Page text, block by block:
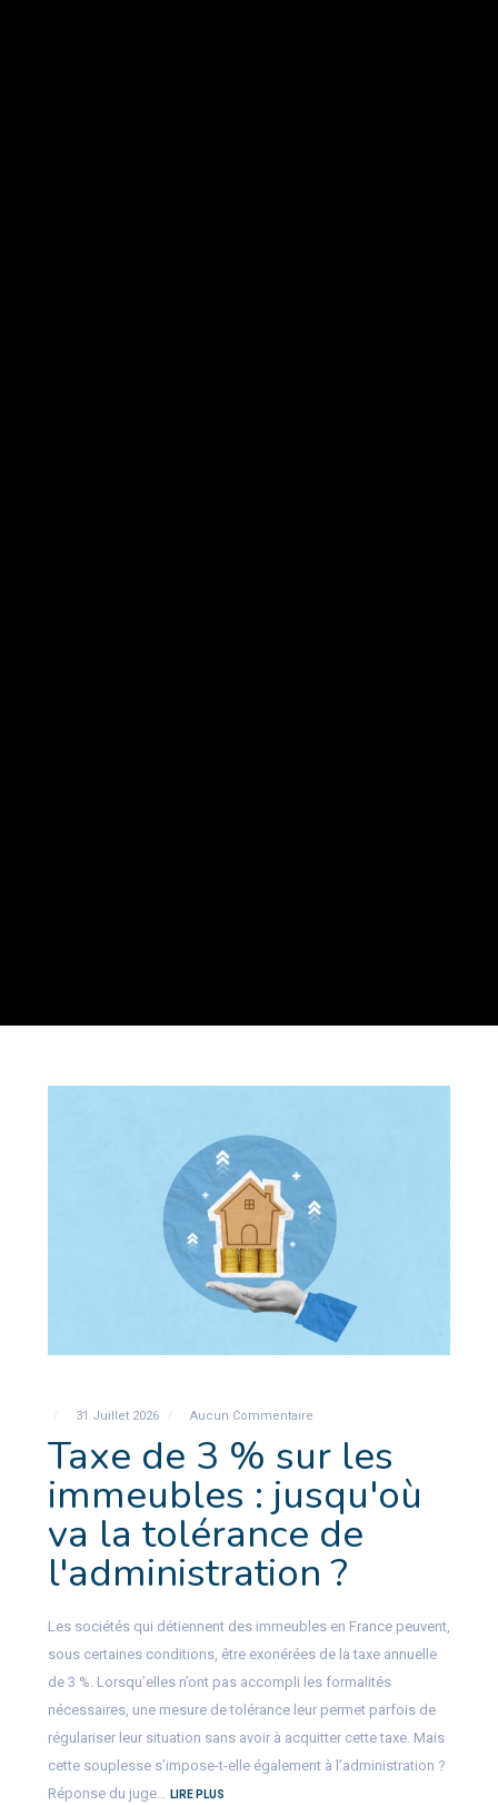
31 Juillet 2026 Aucun Commentaire
Taxe de 3 % sur les
immeubles : jusqu'où
va la tolérance de
l'administration ?
Les sociétés qui détiennent des immeubles en France peuvent,
sous certaines conditions, être exonérées de la taxe annuelle
de 3 %. Lorsqu’elles n’ont pas accompli les formalités
nécessaires, une mesure de tolérance leur permet parfois de
régulariser leur situation sans avoir à acquitter cette taxe. Mais
cette souplesse s’impose-t-elle également à l’administration ?
Réponse du juge…
LIRE PLUS